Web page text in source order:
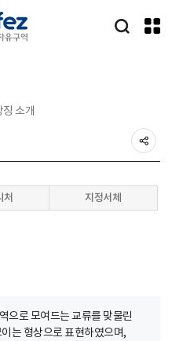
IFEZ 인천경제자유구역 통합검색
징 소개
공
처
지정서체
으로 모여드는 교류를 맞물린
는 형상으로 표현하였으며,